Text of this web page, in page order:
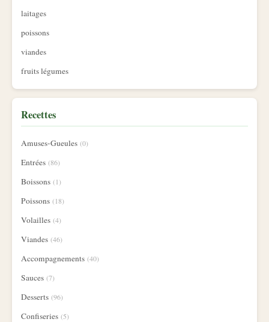
laitages
poissons
viandes
fruits légumes
Recettes
Amuses-Gueules (0)
Entrées (86)
Boissons (1)
Poissons (18)
Volailles (4)
Viandes (46)
Accompagnements (40)
Sauces (7)
Desserts (96)
Confiseries (5)